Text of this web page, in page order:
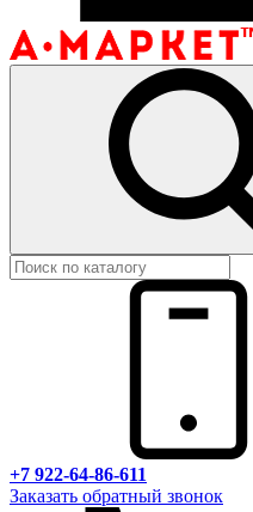
+7 922-64-86-611
Заказать обратный звонок